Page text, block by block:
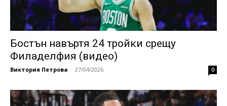
Бостън навъртя 24 тройки срещу
Филаделфия (видео)
Виктория Петрова - 27/04/2026 0